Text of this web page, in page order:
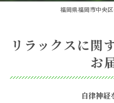
福岡県福岡市中央
リラックスに関
お
自律神経